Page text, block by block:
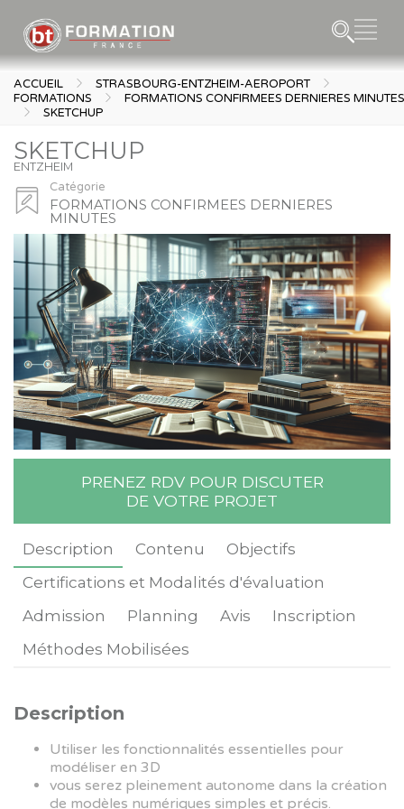
Rechercher une formation
ACCUEIL
STRASBOURG-ENTZHEIM-AEROPORT
FORMATIONS
FORMATIONS CONFIRMEES DERNIERES MINUTES
SKETCHUP
SKETCHUP
ENTZHEIM
Catégorie
FORMATIONS CONFIRMEES DERNIERES
MINUTES
PRENEZ RDV POUR DISCUTER
DE VOTRE PROJET
Description Contenu
Objectifs
Certifications et Modalités d'évaluation
Admission
Planning Avis
Inscription
Méthodes Mobilisées
Description
Utiliser les fonctionnalités essentielles pour
modéliser en 3D
vous serez pleinement autonome dans la création
de modèles numériques simples et précis.